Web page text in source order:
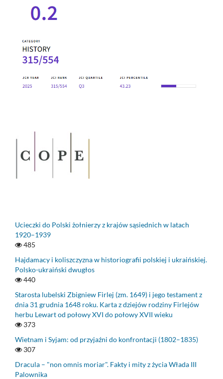
Ucieczki do Polski żołnierzy z krajów sąsiednich w latach
1920–1939
485
Hajdamacy i koliszczyzna w historiografii polskiej i ukraińskiej.
Polsko-ukraiński dwugłos
440
Starosta lubelski Zbigniew Firlej (zm. 1649) i jego testament z
dnia 31 grudnia 1648 roku. Karta z dziejów rodziny Firlejów
herbu Lewart od połowy XVI do połowy XVII wieku
373
Wietnam i Syjam: od przyjaźni do konfrontacji (1802–1835)
307
Dracula – "non omnis moriar". Fakty i mity z życia Włada III
Palownika